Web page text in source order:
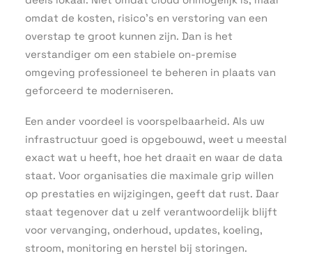
omdat de kosten, risico’s en verstoring van een
overstap te groot kunnen zijn. Dan is het
verstandiger om een stabiele on-premise
omgeving professioneel te beheren in plaats van
geforceerd te moderniseren.
Een ander voordeel is voorspelbaarheid. Als uw
infrastructuur goed is opgebouwd, weet u meestal
exact wat u heeft, hoe het draait en waar de data
staat. Voor organisaties die maximale grip willen
op prestaties en wijzigingen, geeft dat rust. Daar
staat tegenover dat u zelf verantwoordelijk blijft
voor vervanging, onderhoud, updates, koeling,
stroom, monitoring en herstel bij storingen.